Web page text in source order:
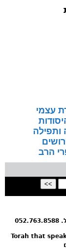
עצמי
ותפילה
הרב
Torah that